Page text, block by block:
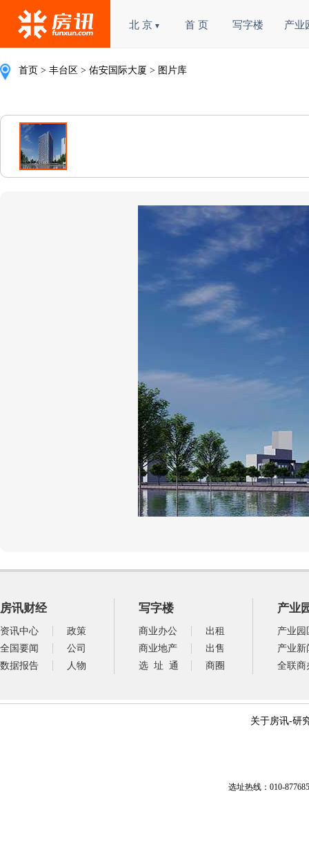
北 京 ▼ 首 页 写字楼 产业
首页 > 丰台区 > 佑安国际大厦 > 图片库
房讯财经
资讯中心
政策
全国要闻
公司
数据报告
人物
写字楼
商业办公
出租
商业地产
出售
选 址 通
商圈
产业
产业园
产业新
全联商
关于房讯-研
选址热线：010-